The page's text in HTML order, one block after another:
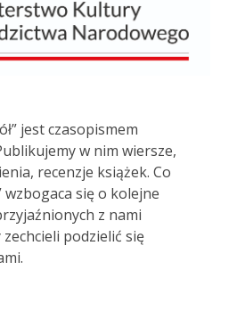
jest czasopismem
w nim wiersze,
recenzje książek. Co
wzbogaca się o kolejne
z nami
podzielić się